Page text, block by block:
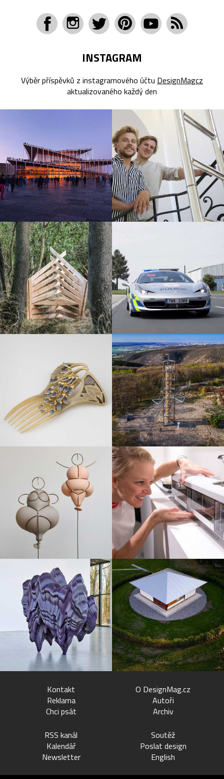
INSTAGRAM
Výběr příspěvků z instagramového účtu DesignMagcz
aktualizovaného každý den
Kontakt
Reklama
Chci psát
O DesignMag.cz
Autoři
Archiv
RSS kanál
Kalendář
Newsletter
Soutěž
Poslat design
English